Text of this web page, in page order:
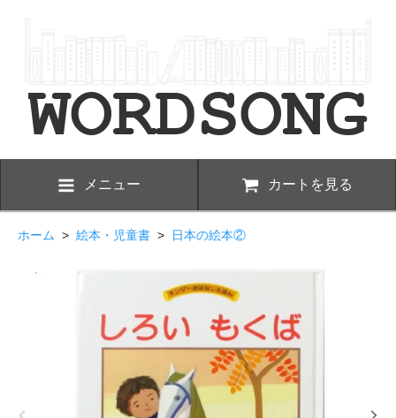
メニュー カートを見る
ホーム > 絵本・児童書 > 日本の絵本②